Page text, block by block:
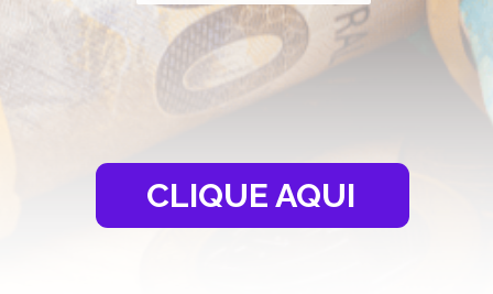
CLIQUE AQUI